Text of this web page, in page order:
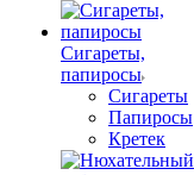
Сигареты,
папиросы
Сигареты
Папиросы
Кретек